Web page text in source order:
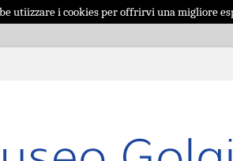
utiizzare i cookies per offrirvi una migliore